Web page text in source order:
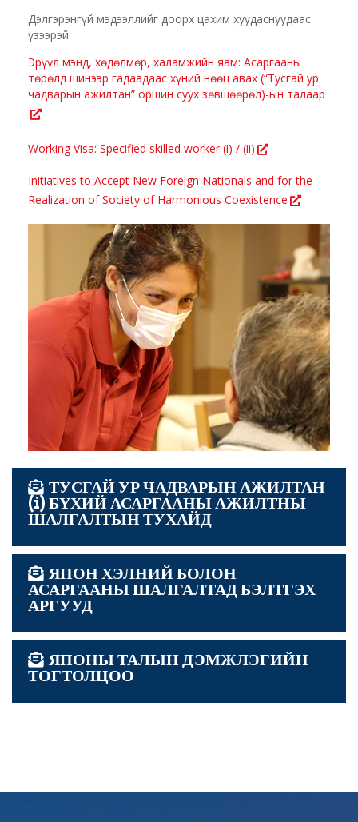
Дэлгэрэнгүй мэдээллийг доорх цахим хуудаснуудаас
үзээрэй.
Эрүүл мэнд, хөдөлмөр, халамжийн яам: Асаргааны
төрөлд шинээр гадаадаас хүний нөөц авах (“Тусгай ур
чадварын ажилтан” оршин суух зөвшөөрөл)-ын талаар
Working Visa: Specified skilled worker (i) / (ii)
Initiatives to Accept New Foreign Nationals and for the
Realization of Society of Harmonious Coexistence
ТУСГАЙ УР ЧАДВАРЫН АЖИЛТАН
(i) БҮХИЙ АСАРГААНЫ АЖИЛТНЫ
ШАЛГАЛТЫН ТУХАЙД
ЯПОН ХЭЛНИЙ БОЛОН
АСАРГААНЫ ШАЛГАЛТАД БЭЛТГЭХ
АРГУУД
ЯПОНЫ ТАЛЫН ДЭМЖЛЭГИЙН
ТОГТОЛЦОО